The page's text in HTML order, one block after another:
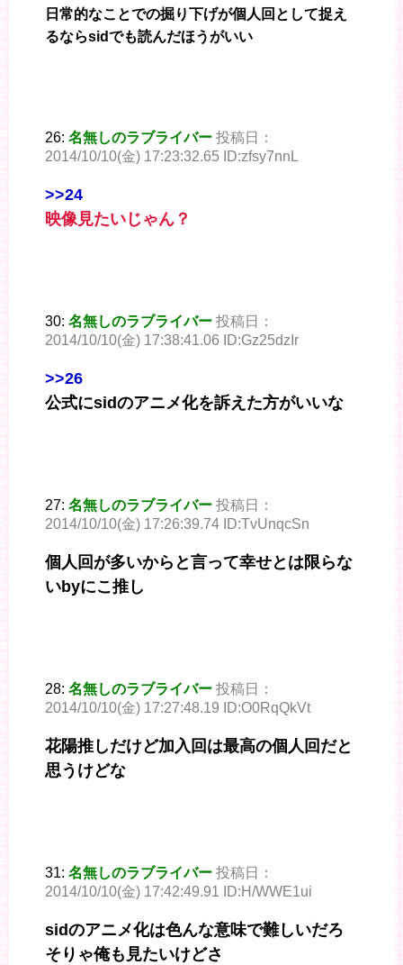
日常的なことでの掘り下げが個人回として捉え
るならsidでも読んだほうがいい
26: 名無しのラブライバー 投稿日：
2014/10/10(金) 17:23:32.65 ID:zfsy7nnL
>>24
映像見たいじゃん？
30: 名無しのラブライバー 投稿日：
2014/10/10(金) 17:38:41.06 ID:Gz25dzIr
>>26
公式にsidのアニメ化を訴えた方がいいな
27: 名無しのラブライバー 投稿日：
2014/10/10(金) 17:26:39.74 ID:TvUnqcSn
個人回が多いからと言って幸せとは限らな
いbyにこ推し
28: 名無しのラブライバー 投稿日：
2014/10/10(金) 17:27:48.19 ID:O0RqQkVt
花陽推しだけど加入回は最高の個人回だと
思うけどな
31: 名無しのラブライバー 投稿日：
2014/10/10(金) 17:42:49.91 ID:H/WWE1ui
sidのアニメ化は色んな意味で難しいだろ
そりゃ俺も見たいけどさ